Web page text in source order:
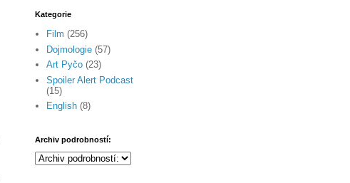
Kategorie
Film (256)
Dojmologie (57)
Art Pyčo (23)
Spoiler Alert Podcast
(15)
English (8)
Archiv podrobností: